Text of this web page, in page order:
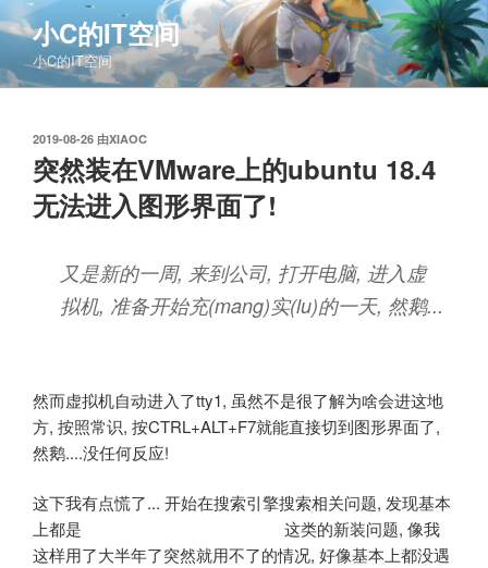
至
内
容
小C的IT空间
小C的IT空间
发
布
于
2019-08-26 由XIAOC
突然装在VMware上的ubuntu 18.4
无法进入图形界面了!
又是新的一周, 来到公司, 打开电脑, 进入虚
拟机, 准备开始充(mang)实(lu)的一天, 然鹅...
然而虚拟机自动进入了tty1, 虽然不是很了解为啥会进这地
方, 按照常识, 按CTRL+ALT+F7就能直接切到图形界面了,
然鹅....没任何反应!
这下我有点慌了... 开始在搜索引擎搜索相关问题, 发现基本
上都是
这类的新装问题, 像我
这样用了大半年了突然就用不了的情况, 好像基本上都没遇